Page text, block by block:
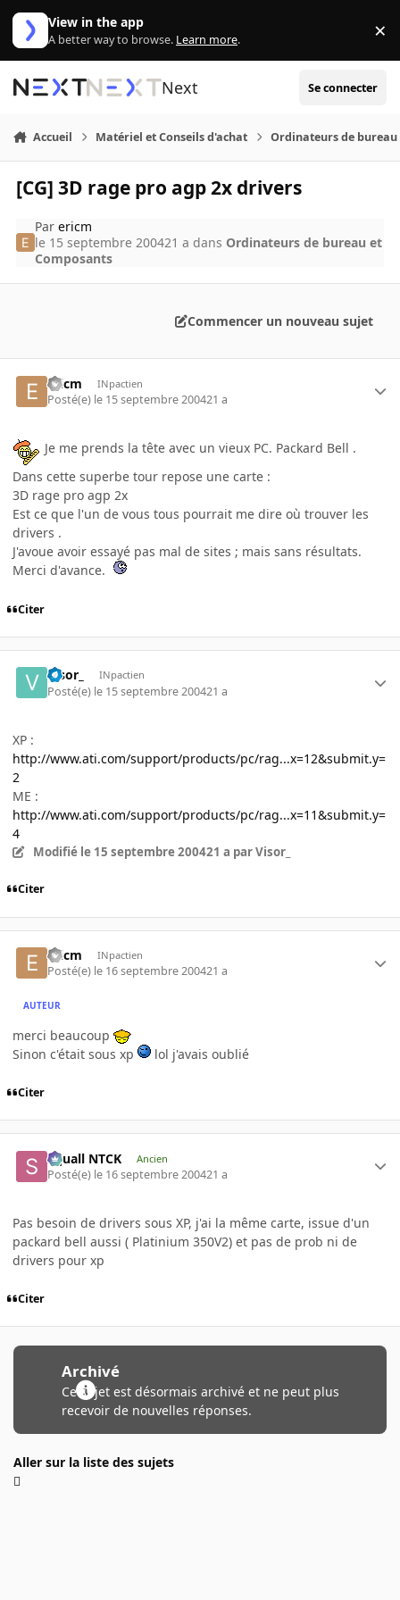
Aller au contenu
View in the app
A better way to browse. Learn more. ×
Next Se connecter
Accueil Matériel et Conseils d'achat Ordinateurs de bureau
[CG] 3D rage pro agp 2x drivers
Parericm
le 15 septembre 200421 a dans Ordinateurs de bureau et
Composants
Commencer un nouveau sujet
ericm INpactien
Posté(e) le 15 septembre 200421 a
Je me prends la tête avec un vieux PC. Packard Bell .
Dans cette superbe tour repose une carte :
3D rage pro agp 2x
Est ce que l'un de vous tous pourrait me dire où trouver les
drivers .
J'avoue avoir essayé pas mal de sites ; mais sans résultats.
Merci d'avance.
Citer
Visor_ INpactien
Posté(e) le 15 septembre 200421 a
XP :
http://www.ati.com/support/products/pc/rag...x=12&submit.y=
2
ME :
http://www.ati.com/support/products/pc/rag...x=11&submit.y=
4
Modifié le 15 septembre 200421 a par Visor_
Citer
ericm INpactien
Posté(e) le 16 septembre 200421 a
AUTEUR
merci beaucoup
Sinon c'était sous xp
lol j'avais oublié
Citer
Squall NTCK Ancien
Posté(e) le 16 septembre 200421 a
Pas besoin de drivers sous XP, j'ai la même carte, issue d'un
packard bell aussi ( Platinium 350V2) et pas de prob ni de
drivers pour xp
Citer
Archivé
Ce sujet est désormais archivé et ne peut plus
recevoir de nouvelles réponses.
Aller sur la liste des sujets